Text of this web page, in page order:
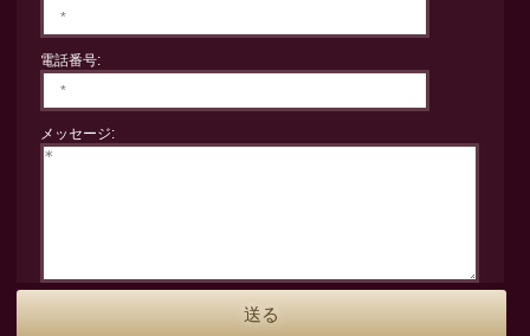
電話番号:
メッセージ: